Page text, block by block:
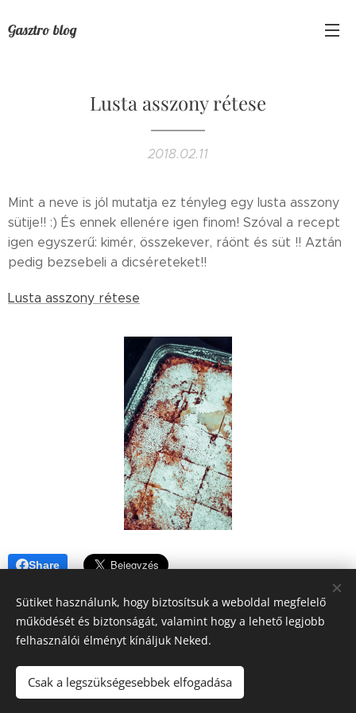
Gasztro blog
Lusta asszony rétese
2018.02.11
Mint a neve is jól mutatja ez tényleg egy lusta asszony
sütije!! :) És ennek ellenére igen finom! Szóval a recept
igen egyszerű: kimér, összekever, ráönt és süt !! Aztán
pedig bezsebeli a dicséreteket!!
Lusta asszony rétese
Share
A blogban megjelenő tartalomra (receptek, írások, fotók, stb.)
a szerzői jogról szóló 2016. évi XCIII. törvény
vonatkozik.Kérem, hogy felhasználásához kérjen engedélyt!
Sütiket használunk, hogy biztosítsuk a weboldal megfelelő
működését és biztonságát, valamint hogy a lehető legjobb
felhasználói élményt kínáljuk Neked.
Csak a legszükségesebbek elfogadása